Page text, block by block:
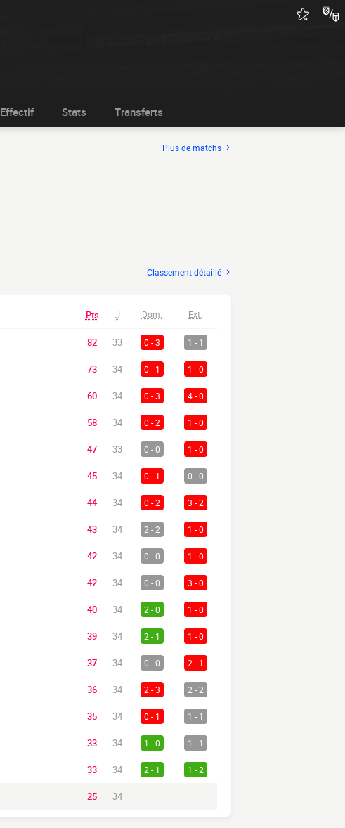
Effectif Stats Transferts
Plus de matchs
Classement détaillé
Pts J Dom. Ext.
82 33 0 - 3 1 - 1
73 34 0 - 1 1 - 0
60 34 0 - 3 4 - 0
58 34 0 - 2 1 - 0
47 33 0 - 0 1 - 0
45 34 0 - 1 0 - 0
44 34 0 - 2 3 - 2
43 34 2 - 2 1 - 0
42 34 0 - 0 1 - 0
42 34 0 - 0 3 - 0
40 34 2 - 0 1 - 0
39 34 2 - 1 1 - 0
37 34 0 - 0 2 - 1
36 34 2 - 3 2 - 2
35 34 0 - 1 1 - 1
33 34 1 - 0 1 - 1
33 34 2 - 1 1 - 2
25 34